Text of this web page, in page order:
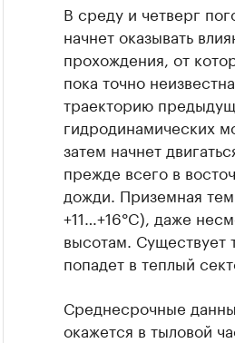
В среду и четверг
начнет оказывать
прохождения, от
пока точно
траекторию
гидродинамических
затем начнет
прежде всего в
дожди. Приземная
+11…+16°C), даже
высотам.
попадет в теплый
Среднесрочные
окажется в тыловой